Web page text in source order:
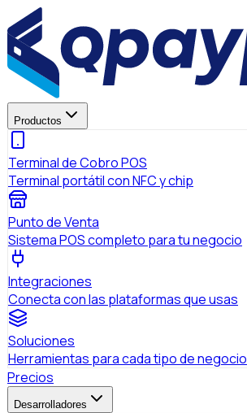
Productos
Terminal de Cobro POS
Terminal portátil con NFC y chip
Punto de Venta
Sistema POS completo para tu negocio
Integraciones
Conecta con las plataformas que usas
Soluciones
Herramientas para cada tipo de negocio
Precios
Desarrolladores